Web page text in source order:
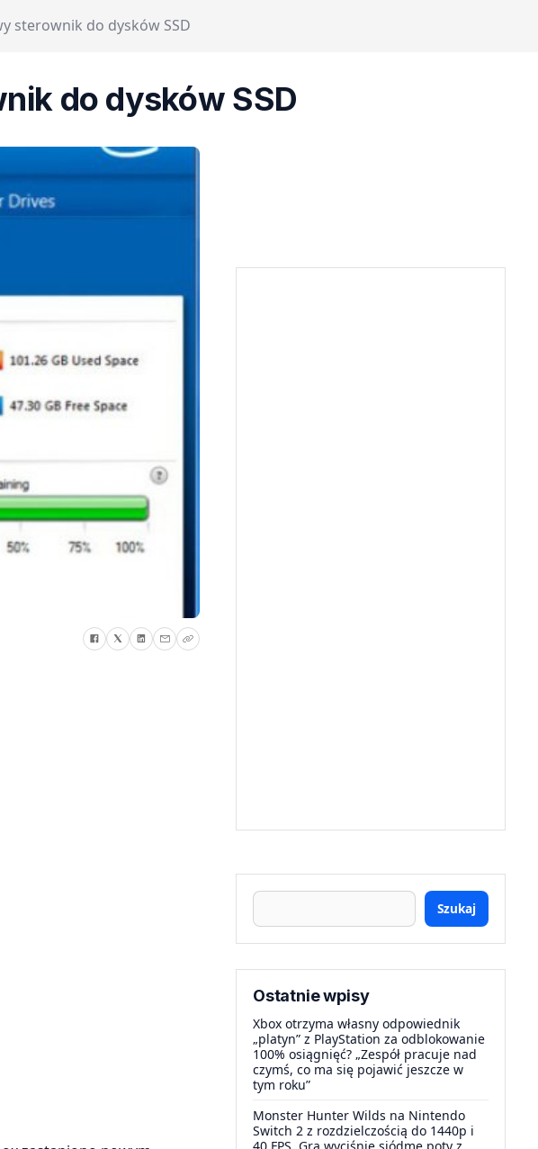
sterownik do dysków SSD
do dysków SSD
Szukaj
Ostatnie wpisy
Xbox otrzyma własny odpowiednik
„platyn” z PlayStation za odblokowanie
100% osiągnięć? „Zespół pracuje nad
czymś, co ma się pojawić jeszcze w
tym roku”
Monster Hunter Wilds na Nintendo
Switch 2 z rozdzielczością do 1440p i